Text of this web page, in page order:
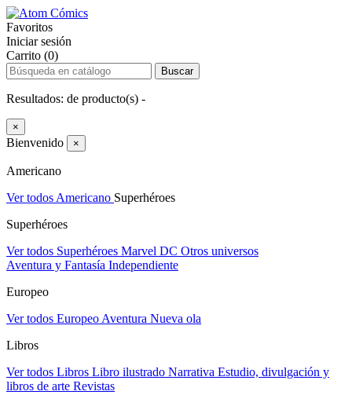
Favoritos
Iniciar sesión
Carrito (0)
Buscar
Resultados: de producto(s) -
×
Bienvenido ×
Americano
Ver todos Americano Superhéroes
Superhéroes
Ver todos Superhéroes Marvel DC Otros universos
Aventura y Fantasía Independiente
Europeo
Ver todos Europeo Aventura Nueva ola
Libros
Ver todos Libros Libro ilustrado Narrativa Estudio, divulgación y
libros de arte Revistas